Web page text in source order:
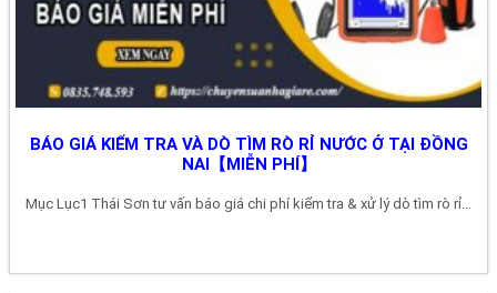
BÁO GIÁ KIỂM TRA VÀ DÒ TÌM RÒ RỈ NƯỚC Ở TẠI ĐỒNG
NAI【MIỄN PHÍ】
Mục Lục1 Thái Sơn tư vấn báo giá chi phí kiểm tra & xử lý dò tìm rò rỉ...